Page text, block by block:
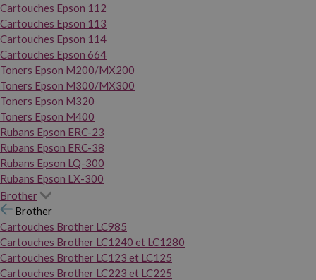
Cartouches Epson 112
Cartouches Epson 113
Cartouches Epson 114
Cartouches Epson 664
Toners Epson M200/MX200
Toners Epson M300/MX300
Toners Epson M320
Toners Epson M400
Rubans Epson ERC-23
Rubans Epson ERC-38
Rubans Epson LQ-300
Rubans Epson LX-300
Brother
Brother
Cartouches Brother LC985
Cartouches Brother LC1240 et LC1280
Cartouches Brother LC123 et LC125
Cartouches Brother LC223 et LC225